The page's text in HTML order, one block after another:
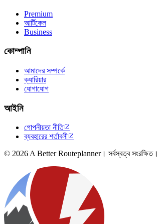
Premium
আর্টিকেল
Business
কোম্পানি
আমাদের সম্পর্কে
ক্যারিয়ার
যোগাযোগ
আইনি
গোপনীয়তা নীতি
ব্যবহারের শর্তাবলী
© 2026 A Better Routeplanner। সর্বস্বত্ব সংরক্ষিত।